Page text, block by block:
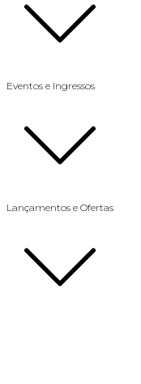
Eventos e Ingressos
Lançamentos e Ofertas